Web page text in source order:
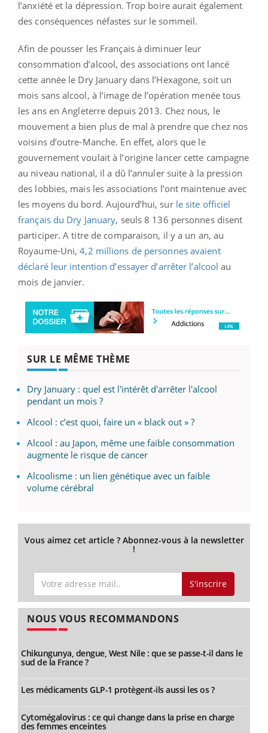
l’anxiété et la dépression. Trop boire aurait également
des conséquences néfastes sur le sommeil.
Afin de pousser les Français à diminuer leur
consommation d’alcool, des associations ont lancé
cette année le Dry January dans l’Hexagone, soit un
mois sans alcool, à l’image de l’opération menée tous
les ans en Angleterre depuis 2013. Chez nous, le
mouvement a bien plus de mal à prendre que chez nos
voisins d’outre-Manche. En effet, alors que le
gouvernement voulait à l’origine lancer cette campagne
au niveau national, il a dû l’annuler suite à la pression
des lobbies, mais les associations l’ont maintenue avec
les moyens du bord. Aujourd’hui, sur le site officiel
français du Dry January, seuls 8 136 personnes disent
participer. A titre de comparaison, il y a un an, au
Royaume-Uni, 4,2 millions de personnes avaient
déclaré leur intention d’essayer d’arrêter l’alcool au
mois de janvier.
SUR LE MÊME THÈME
Dry January : quel est l'intérêt d'arrêter l'alcool
pendant un mois ?
Alcool : c’est quoi, faire un « black out » ?
Alcool : au Japon, même une faible consommation
augmente le risque de cancer
Alcoolisme : un lien génétique avec un faible
volume cérébral
Vous aimez cet article ? Abonnez-vous à la newsletter
!
S'inscrire
NOUS VOUS RECOMMANDONS
Chikungunya, dengue, West Nile : que se passe-t-il dans le
sud de la France ?
Les médicaments GLP-1 protègent-ils aussi les os ?
Cytomégalovirus : ce qui change dans la prise en charge
des femmes enceintes